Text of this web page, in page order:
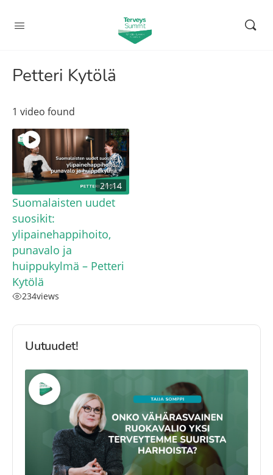
Petteri Kytölä
1 video found
21:14
Suomalaisten uudet
suosikit:
ylipainehappihoito,
punavalo ja
huippukylmä – Petteri
Kytölä
234views
Uutuudet!